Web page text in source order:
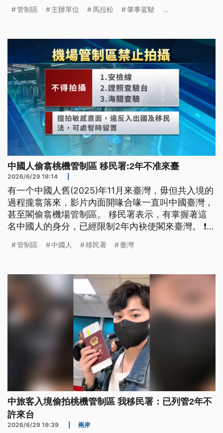
外後，也是被群眾攔下才留在現場。
管制區 主辦單位 馬拉松 肇事駕駛 ...
中國人偷翕桃機管制區 移民署:2年不准來臺
2026/6/29 19:14
有一个中國人舊(2025)年11月來臺灣，毋但共入境的
過程攏翕落來，影片內面開喙合喙一直叫中國臺灣，
甚至閣偷翕機場管制區。 移民署表示，有掌握著這
名中國人的身分，已經限制2年內袂使閣來臺灣。 ❗❗
台、海關查驗，攏袂使翕相❗❗（新聞標題、導言為台
管制區 中國人 移民署 臺灣
中旅客入境偷拍桃機管制區 我移民署：已列管2年不
許來台
2026/6/29 19:39 兩岸